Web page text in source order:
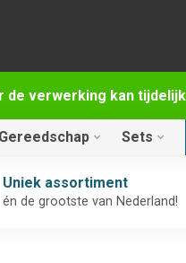
verwerking kan
Gereedschap Sets
Uniek assortiment
én de grootste van Nederland!